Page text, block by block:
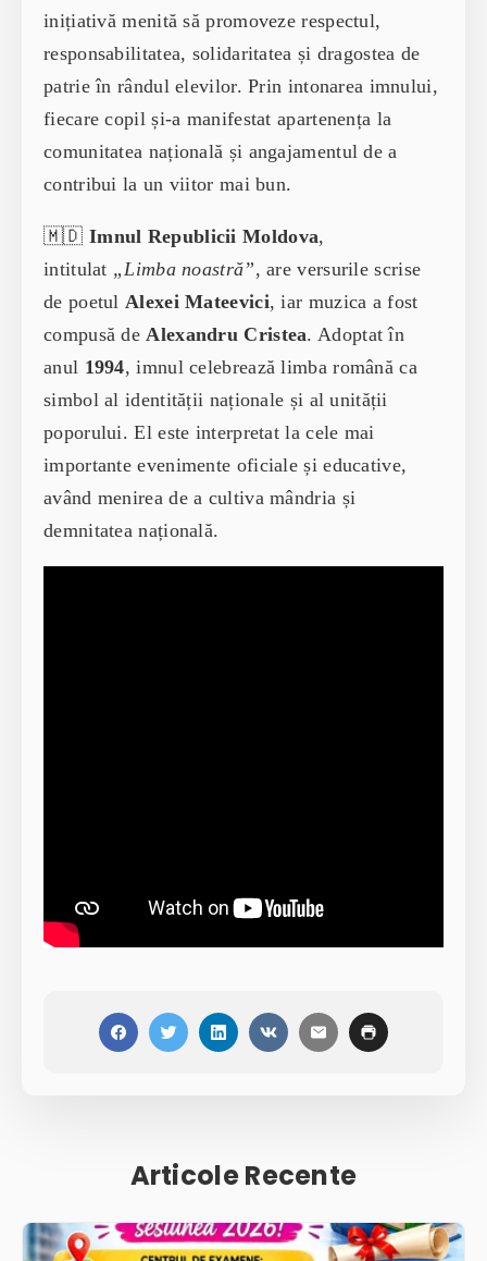
inițiativă menită să promoveze respectul,
responsabilitatea, solidaritatea și dragostea de
patrie în rândul elevilor. Prin intonarea imnului,
fiecare copil și-a manifestat apartenența la
comunitatea națională și angajamentul de a
contribui la un viitor mai bun.
🇲🇩 Imnul Republicii Moldova,
intitulat „Limba noastră”, are versurile scrise
de poetul Alexei Mateevici, iar muzica a fost
compusă de Alexandru Cristea. Adoptat în
anul 1994, imnul celebrează limba română ca
simbol al identității naționale și al unității
poporului. El este interpretat la cele mai
importante evenimente oficiale și educative,
având menirea de a cultiva mândria și
demnitatea națională.
Articole Recente